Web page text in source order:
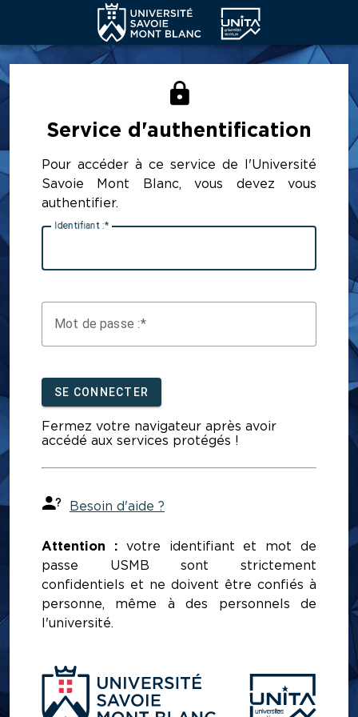
CAS - SERVICE
Service d'authentification
Pour accéder à ce service de l'Université
Savoie Mont Blanc, vous devez vous
authentifier.
Identifiant :
Mot de passe :
SE CONNECTER
Fermez votre navigateur après avoir
accédé aux services protégés !
Besoin d'aide ?
Attention :votre identifiant et mot de
passe USMB sont strictement
confidentiels et ne doivent être confiés à
personne, même à des personnels de
l'université.